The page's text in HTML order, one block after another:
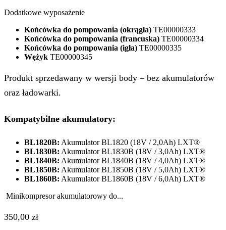
Dodatkowe wyposażenie
Końcówka do pompowania (okrągła) TE00000333
Końcówka do pompowania (francuska) TE00000334
Końcówka do pompowania (igła) TE00000335
Wężyk TE00000345
Produkt sprzedawany w wersji body – bez akumulatorów
oraz ładowarki.
Kompatybilne akumulatory:
BL1820B: Akumulator BL1820 (18V / 2,0Ah) LXT®
BL1830B: Akumulator BL1830B (18V / 3,0Ah) LXT®
BL1840B: Akumulator BL1840B (18V / 4,0Ah) LXT®
BL1850B: Akumulator BL1850B (18V / 5,0Ah) LXT®
BL1860B: Akumulator BL1860B (18V / 6,0Ah) LXT®
Minikompresor akumulatorowy do...
350,00 zł